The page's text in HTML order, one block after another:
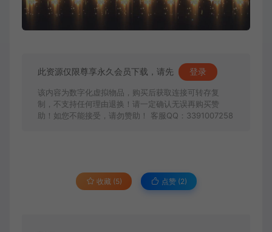
此资源仅限尊享永久会员下载，请先 登录
该内容为数字化虚拟物品，购买后获取连接可转存复
制，不支持任何理由退换！请一定确认无误再购买赞
助！如您不能接受，请勿赞助！ 客服QQ：3391007258
收藏 (5) 点赞 (2)